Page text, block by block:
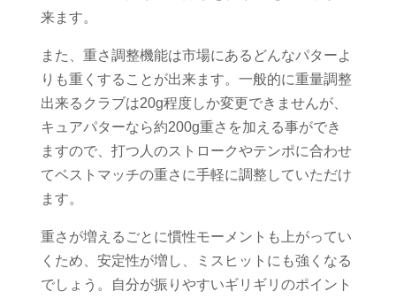
来ます。
また、重さ調整機能は市場にあるどんなパターよ
りも重くすることが出来ます。一般的に重量調整
出来るクラブは20g程度しか変更できませんが、
キュアパターなら約200g重さを加える事ができ
ますので、打つ人のストロークやテンポに合わせ
てベストマッチの重さに手軽に調整していただけ
ます。
重さが増えるごとに慣性モーメントも上がってい
くため、安定性が増し、ミスヒットにも強くなる
でしょう。自分が振りやすいギリギリのポイント